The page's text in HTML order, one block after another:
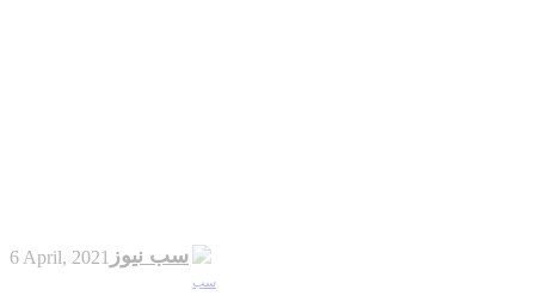
6 April, 2021 سب نیوز